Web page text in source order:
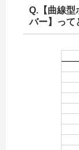
Q.【曲線型
バー】って